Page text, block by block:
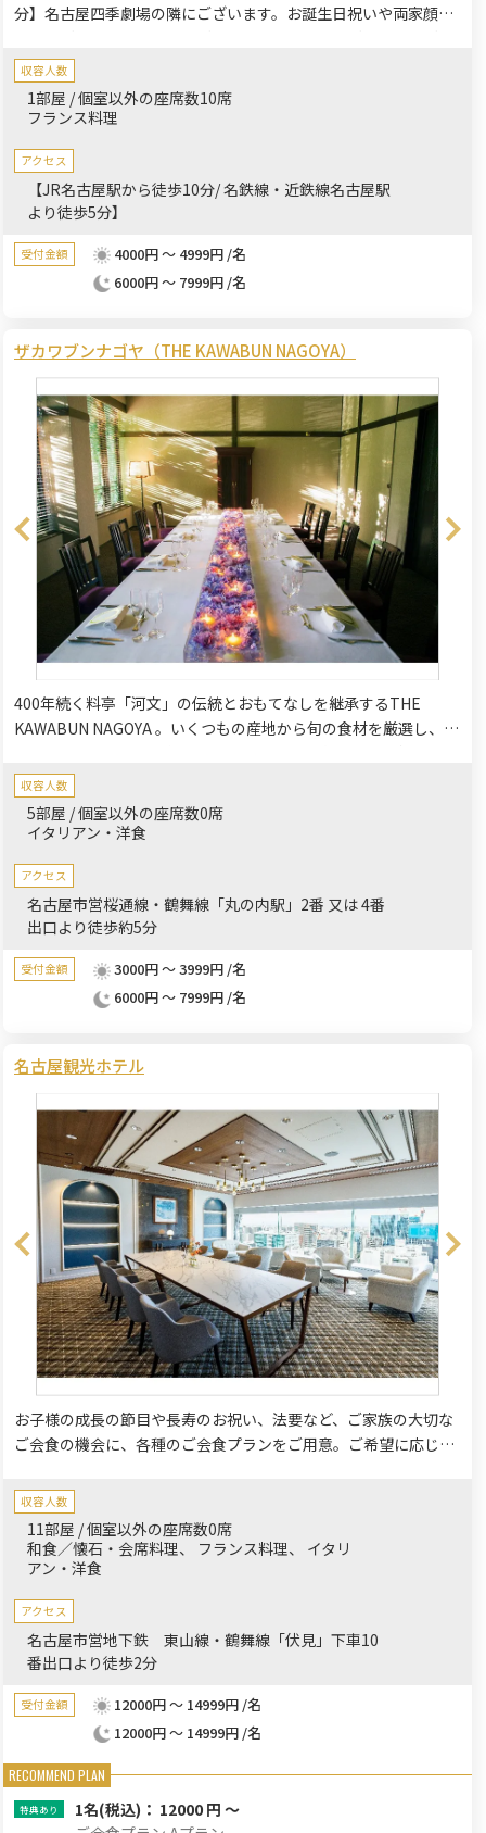
分】名古屋四季劇場の隣にございます。お誕生日祝いや両家顔合
族様など大切な方とお寛ぎいただくために最適です。
収容人数
1部屋 / 個室以外の座席数10席
フランス料理
アクセス
【JR名古屋駅から徒歩10分/ 名鉄線・近鉄線名古屋駅
より徒歩5分】
受付金額
4000円 ～ 4999円 /名
6000円 ～ 7999円 /名
ザカワブンナゴヤ（THE KAWABUN NAGOYA）
400年続く料亭「河文」の伝統とおもてなしを継承するTHE
KAWABUN NAGOYA 。いくつもの産地から旬の食材を厳選し、シ
す。お料理は「イタリアンコース」「和食コース」「イタリアン
ビュッフェ」をご用意。多彩なラインナップでお集まりのご趣旨
に応じてご利用いただけます。
収容人数
5部屋 / 個室以外の座席数0席
イタリアン・洋食
アクセス
名古屋市営桜通線・鶴舞線「丸の内駅」2番 又は 4番
出口より徒歩約5分
受付金額
3000円 ～ 3999円 /名
6000円 ～ 7999円 /名
名古屋観光ホテル
お子様の成長の節目や長寿のお祝い、法要など、ご家族の大切な
ご会食の機会に、各種のご会食プランをご用意。ご希望に応じた
たりとした上質なプライベート空間で、思い出にのこる贅沢なひ
とときをお過ごしください。
収容人数
11部屋 / 個室以外の座席数0席
和食／懐石・会席料理
フランス料理
イタリ
アン・洋食
アクセス
名古屋市営地下鉄 東山線・鶴舞線「伏見」下車10
番出口より徒歩2分
受付金額
12000円 ～ 14999円 /名
12000円 ～ 14999円 /名
1名(税込)： 12000 円 ～